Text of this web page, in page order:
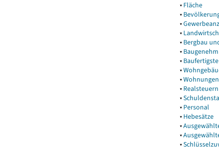
▾ Fläche
▾
▾
▾
▾ Bergbau
▾
▾
▾
▾Wohnungen
▾ Realsteuern
▾
▾ Personal
▾ Hebesätze
▾
▾
▾